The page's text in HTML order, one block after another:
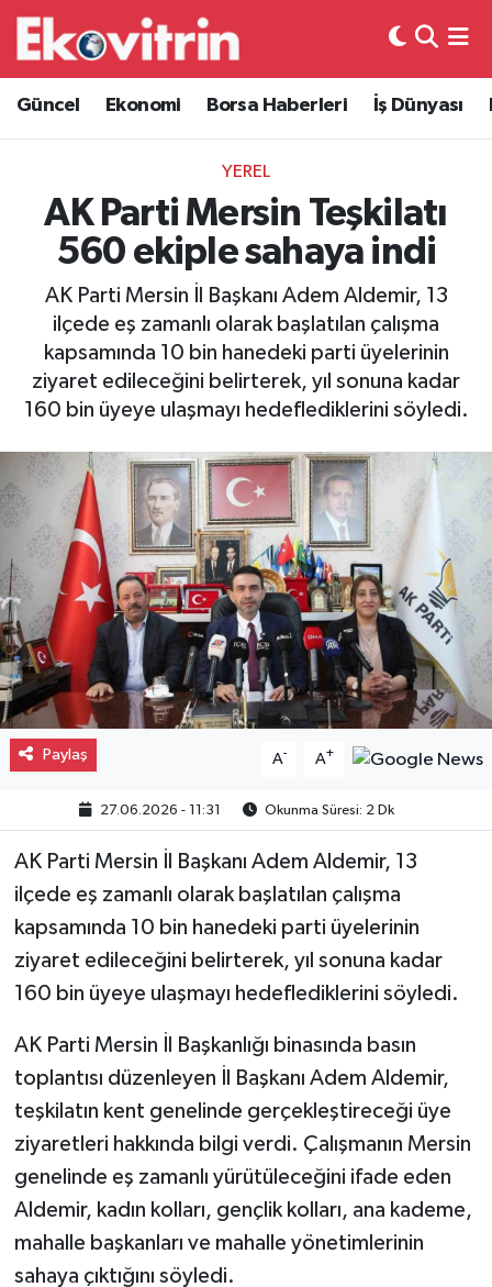
Güncel Ekonomi Borsa Haberleri İş Dünyası
YEREL
AK Parti Mersin Teşkilatı
560 ekiple sahaya indi
AK Parti Mersin İl Başkanı Adem Aldemir, 13
ilçede eş zamanlı olarak başlatılan çalışma
kapsamında 10 bin hanedeki parti üyelerinin
ziyaret edileceğini belirterek, yıl sonuna kadar
160 bin üyeye ulaşmayı hedeflediklerini söyledi.
Paylaş A- A+
27.06.2026 - 11:31 Okunma Süresi: 2 Dk
AK Parti Mersin İl Başkanı Adem Aldemir, 13
ilçede eş zamanlı olarak başlatılan çalışma
kapsamında 10 bin hanedeki parti üyelerinin
ziyaret edileceğini belirterek, yıl sonuna kadar
160 bin üyeye ulaşmayı hedeflediklerini söyledi.
AK Parti Mersin İl Başkanlığı binasında basın
toplantısı düzenleyen İl Başkanı Adem Aldemir,
teşkilatın kent genelinde gerçekleştireceği üye
ziyaretleri hakkında bilgi verdi. Çalışmanın Mersin
genelinde eş zamanlı yürütüleceğini ifade eden
Aldemir, kadın kolları, gençlik kolları, ana kademe,
mahalle başkanları ve mahalle yönetimlerinin
sahaya çıktığını söyledi.
Güncel
Ekonomi
Borsa Haberleri
İş Dünyası
Lojistik
Otovitrin
Asayiş
Magazin
Gayrimenkul
Spor
Eğitim
Hava Durumu
Trafik Durumu
Süper Lig Puan Durumu ve Fikstür
Tüm Manşetler
Son Dakika Haberleri
Haber Arşivi